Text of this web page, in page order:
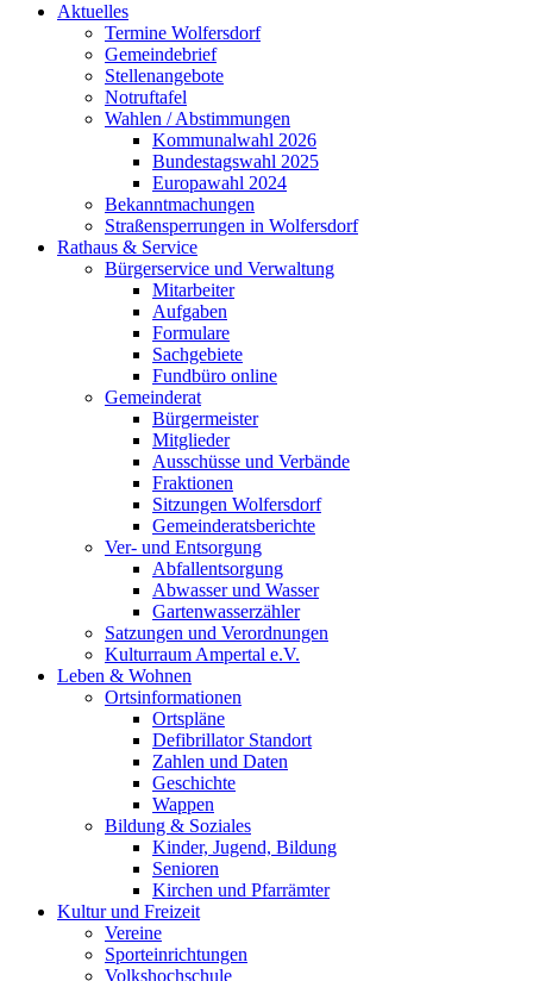
Aktuelles
Termine Wolfersdorf
Gemeindebrief
Stellenangebote
Notruftafel
Wahlen / Abstimmungen
Kommunalwahl 2026
Bundestagswahl 2025
Europawahl 2024
Bekanntmachungen
Straßensperrungen in Wolfersdorf
Rathaus & Service
Bürgerservice und Verwaltung
Mitarbeiter
Aufgaben
Formulare
Sachgebiete
Fundbüro online
Gemeinderat
Bürgermeister
Mitglieder
Ausschüsse und Verbände
Fraktionen
Sitzungen Wolfersdorf
Gemeinderatsberichte
Ver- und Entsorgung
Abfallentsorgung
Abwasser und Wasser
Gartenwasserzähler
Satzungen und Verordnungen
Kulturraum Ampertal e.V.
Leben & Wohnen
Ortsinformationen
Ortspläne
Defibrillator Standort
Zahlen und Daten
Geschichte
Wappen
Bildung & Soziales
Kinder, Jugend, Bildung
Senioren
Kirchen und Pfarrämter
Kultur und Freizeit
Vereine
Sporteinrichtungen
Volkshochschule